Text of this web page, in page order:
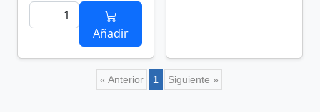
Añadir
« Anterior 1 Siguiente »